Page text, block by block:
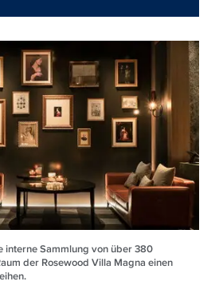
interne Sammlung von über 380
der Rosewood Villa Magna einen